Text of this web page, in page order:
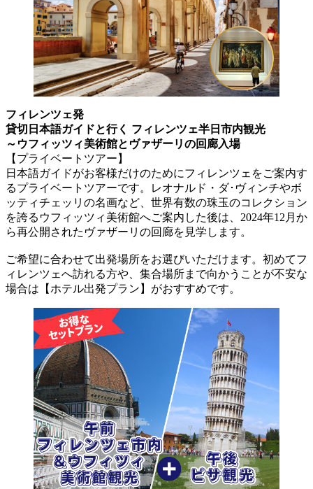
フィレンツェ発
貸切日本語ガイドと行く フィレンツェ半日市内観光
～ウフィッツィ美術館とヴァザーリの回廊入場
【プライベートツアー】
日本語ガイドがお客様だけのためにフィレンツェをご案内す
るプライベートツアーです。レオナルド・ダ･ヴィンチやボ
ッティチェッリの名画など、世界有数の珠玉のコレクション
を誇るウフィッツィ美術館へご案内した後は、2024年12月か
ら再公開されたヴァザーリの回廊を見学します。
ご希望に合わせて出発場所をお選びいただけます。初めてフ
ィレンツェへ訪れる方や、集合場所まで向かうことが不安な
場合は【ホテル出発プラン】がおすすめです。